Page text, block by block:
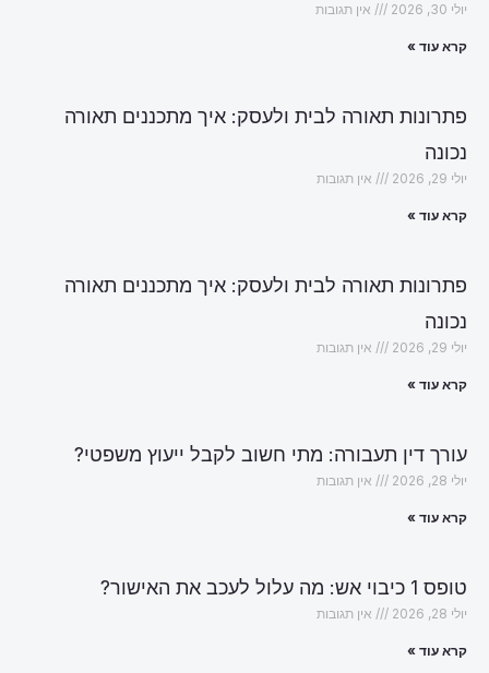
יולי 30, 2026 אין תגובות
קרא עוד »
פתרונות תאורה לבית ולעסק: איך מתכננים תאורה
נכונה
יולי 29, 2026 אין תגובות
קרא עוד »
פתרונות תאורה לבית ולעסק: איך מתכננים תאורה
נכונה
יולי 29, 2026 אין תגובות
קרא עוד »
עורך דין תעבורה: מתי חשוב לקבל ייעוץ משפטי?
יולי 28, 2026 אין תגובות
קרא עוד »
טופס 1 כיבוי אש: מה עלול לעכב את האישור?
יולי 28, 2026 אין תגובות
קרא עוד »